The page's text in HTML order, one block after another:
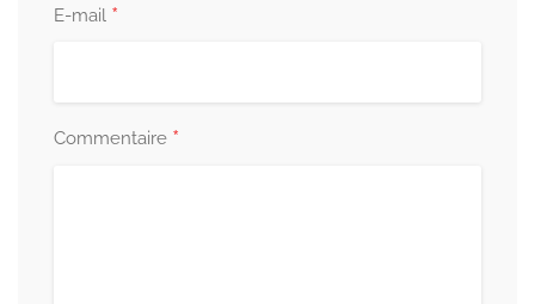
E-mail *
Commentaire *